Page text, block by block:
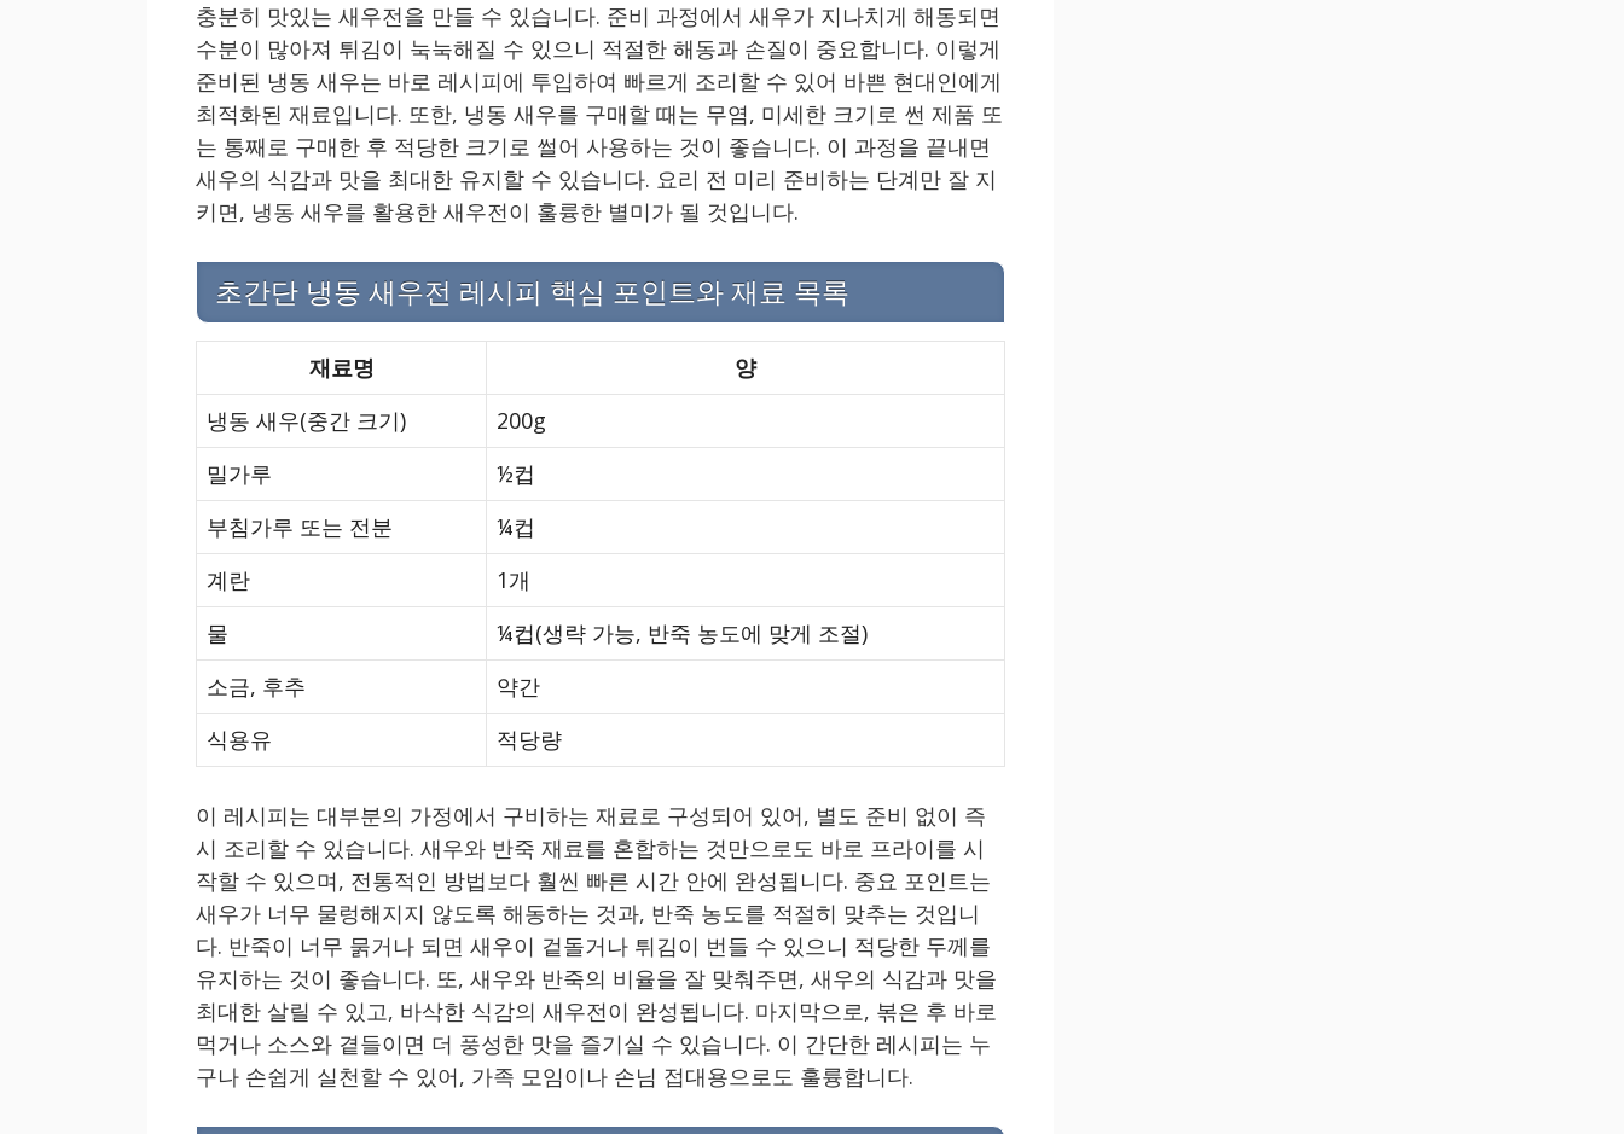
충분히 맛있는 새우전을 만들 수 있습니다. 준비 과정에서 새우가 지나치게 해동되면
수분이 많아져 튀김이 눅눅해질 수 있으니 적절한 해동과 손질이 중요합니다. 이렇게
준비된 냉동 새우는 바로 레시피에 투입하여 빠르게 조리할 수 있어 바쁜 현대인에게
최적화된 재료입니다. 또한, 냉동 새우를 구매할 때는 무염, 미세한 크기로 썬 제품 또
는 통째로 구매한 후 적당한 크기로 썰어 사용하는 것이 좋습니다. 이 과정을 끝내면
새우의 식감과 맛을 최대한 유지할 수 있습니다. 요리 전 미리 준비하는 단계만 잘 지
키면, 냉동 새우를 활용한 새우전이 훌륭한 별미가 될 것입니다.
초간단 냉동 새우전 레시피 핵심 포인트와 재료 목록
재료명
양
냉동 새우(중간 크기)
200g
밀가루
½컵
부침가루 또는 전분
¼컵
계란
1개
물
¼컵(생략 가능, 반죽 농도에 맞게 조절)
소금, 후추
약간
식용유
적당량
이 레시피는 대부분의 가정에서 구비하는 재료로 구성되어 있어, 별도 준비 없이 즉
시 조리할 수 있습니다. 새우와 반죽 재료를 혼합하는 것만으로도 바로 프라이를 시
작할 수 있으며, 전통적인 방법보다 훨씬 빠른 시간 안에 완성됩니다. 중요 포인트는
새우가 너무 물렁해지지 않도록 해동하는 것과, 반죽 농도를 적절히 맞추는 것입니
다. 반죽이 너무 묽거나 되면 새우이 겉돌거나 튀김이 번들 수 있으니 적당한 두께를
유지하는 것이 좋습니다. 또, 새우와 반죽의 비율을 잘 맞춰주면, 새우의 식감과 맛을
최대한 살릴 수 있고, 바삭한 식감의 새우전이 완성됩니다. 마지막으로, 볶은 후 바로
먹거나 소스와 곁들이면 더 풍성한 맛을 즐기실 수 있습니다. 이 간단한 레시피는 누
구나 손쉽게 실천할 수 있어, 가족 모임이나 손님 접대용으로도 훌륭합니다.